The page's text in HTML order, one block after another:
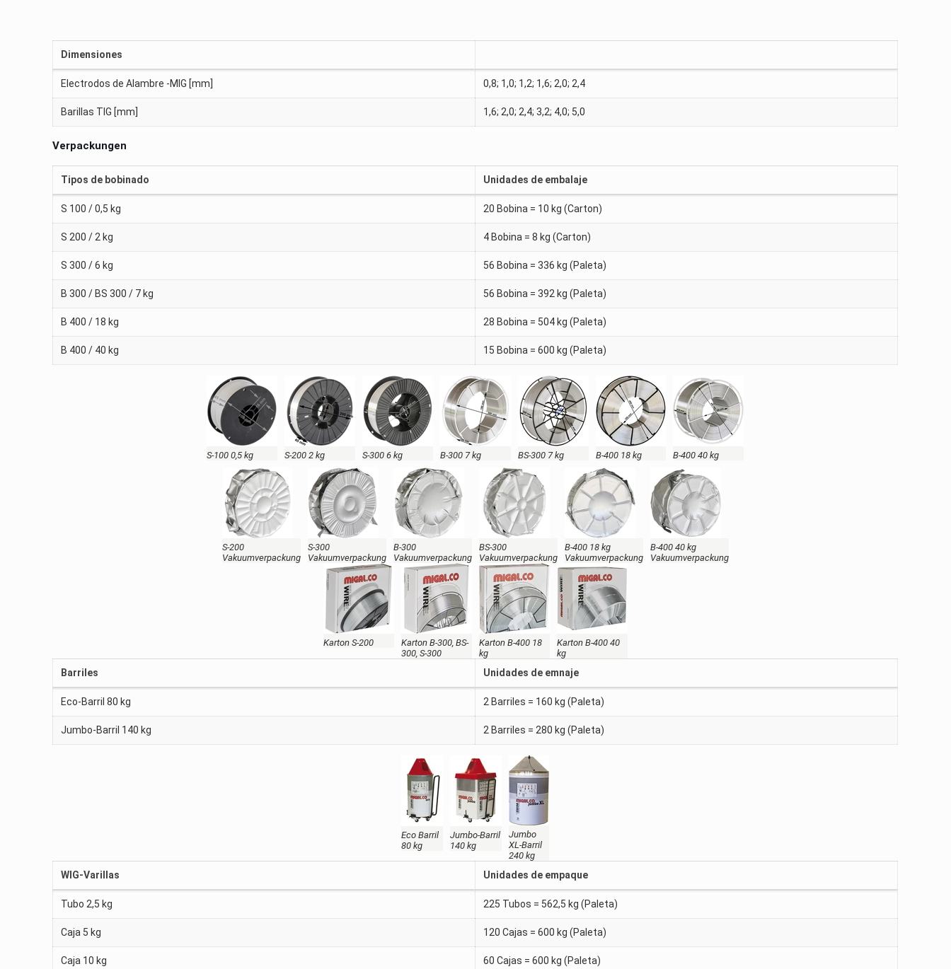
Dimensiones
Electrodos de Alambre -MIG [mm] 0,8; 1,0; 1,2; 1,6; 2,0; 2,4
Barillas TIG [mm] 1,6; 2,0; 2,4; 3,2; 4,0; 5,0
Verpackungen
Tipos de bobinado Unidades de embalaje
S 100 / 0,5 kg 20 Bobina = 10 kg (Carton)
S 200 / 2 kg 4 Bobina = 8 kg (Carton)
S 300 / 6 kg 56 Bobina = 336 kg (Paleta)
B 300 / BS 300 / 7 kg 56 Bobina = 392 kg (Paleta)
B 400 / 18 kg 28 Bobina = 504 kg (Paleta)
B 400 / 40 kg 15 Bobina = 600 kg (Paleta)
S-100 0,5 kg S-200 2 kg S-300 6 kg B-300 7 kg BS-300 7 kg B-400 18 kg B-400 40 kg
S-200
Vakuumverpackung
S-300
Vakuumverpackung
B-300
Vakuumverpackung
BS-300
Vakuumverpackung
B-400 18 kg
Vakuumverpackung
B-400 40 kg
Vakuumverpackung
Karton S-200
Karton B-300, BS-
300, S-300
Karton B-400 18
kg
Karton B-400 40
kg
Barriles Unidades de emnaje
Eco-Barril 80 kg 2 Barriles = 160 kg (Paleta)
Jumbo-Barril 140 kg 2 Barriles = 280 kg (Paleta)
Eco Barril
80 kg
Jumbo-Barril
140 kg
Jumbo
XL-Barril
240 kg
WIG-Varillas Unidades de empaque
Tubo 2,5 kg 225 Tubos = 562,5 kg (Paleta)
Caja 5 kg 120 Cajas = 600 kg (Paleta)
Caja 10 kg 60 Cajas = 600 kg (Paleta)